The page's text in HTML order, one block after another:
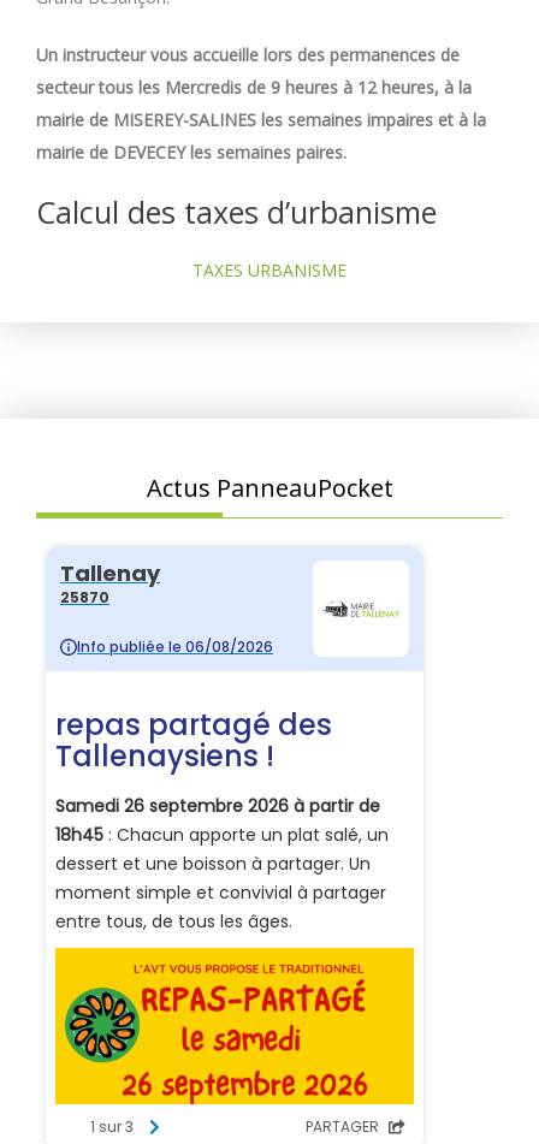
Un instructeur vous accueille lors des permanences de
secteur tous les Mercredis de 9 heures à 12 heures, à la
mairie de MISEREY-SALINES les semaines impaires et à la
mairie de DEVECEY les semaines paires.
Calcul des taxes d’urbanisme
TAXES URBANISME
Actus PanneauPocket